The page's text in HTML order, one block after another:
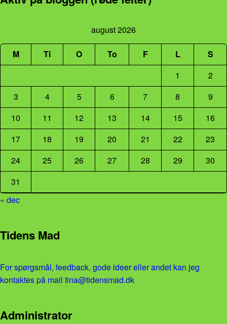
august 2026
M Ti O To F L
S
1
2
3
4 5 6 7 8
9
10
11 12 13 14 15
16
17
18 19 20 21 22
23
24
25 26 27 28 29
30
31
« dec
Tidens Mad
For spørgsmål, feedback, gode ideer eller andet kan jeg
kontaktes på mail tina@tidensmad.dk
Administrator